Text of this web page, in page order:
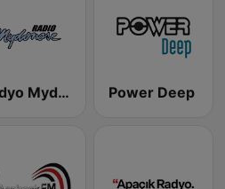
Radyo Mydonose Power Deep